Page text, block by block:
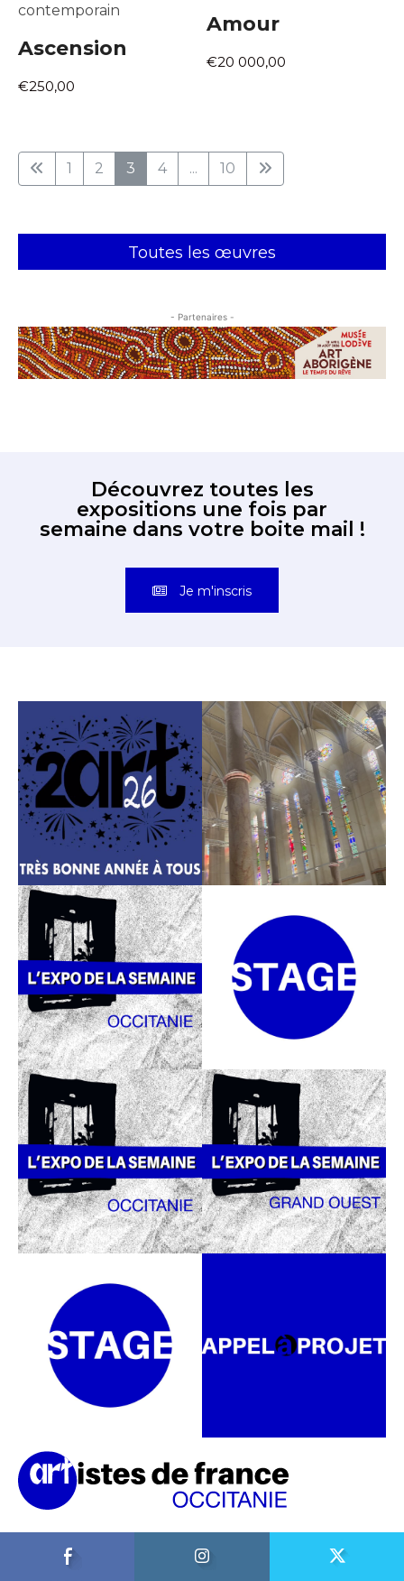
contemporain
Ascension
€250,00
Amour
€20 000,00
1 2 3 4 ... 10
Toutes les œuvres
- Partenaires -
Découvrez toutes les
expositions une fois par
semaine dans votre boite mail !
Je m'inscris